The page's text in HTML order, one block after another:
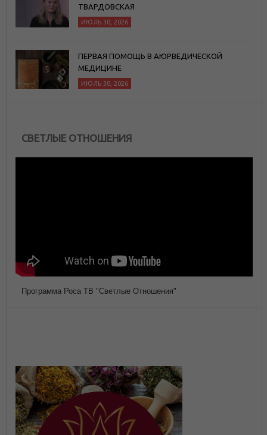
ТВАРДОВСКАЯ
ИЮЛЬ 30, 2026
ПЕРВАЯ ПОМОЩЬ В АЮРВЕДИЧЕСКОЙ
МЕДИЦИНЕ
ИЮЛЬ 30, 2026
СВЕТЛЫЕ ОТНОШЕНИЯ
Программа Роса ТВ "Светлые Отношения"